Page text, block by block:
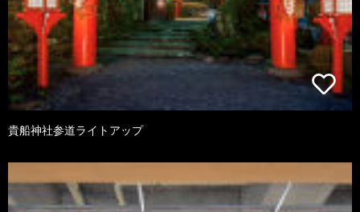
貴船神社参道ライトアップ